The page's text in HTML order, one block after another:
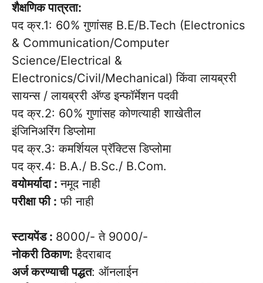
शैक्षणिक पात्रता:
पद क्र.1: 60% गुणांसह B.E/B.Tech (Electronics
& Communication/Computer
Science/Electrical &
Electronics/Civil/Mechanical) किंवा लायब्ररी
सायन्स / लायब्ररी अ‍ॅण्ड इन्फॉर्मेशन पदवी
पद क्र.2: 60% गुणांसह कोणत्याही शाखेतील
इंजिनिअरिंग डिप्लोमा
पद क्र.3: कमर्शियल प्रॅक्टिस डिप्लोमा
पद क्र.4: B.A./ B.Sc./ B.Com.
वयोमर्यादा :नमूद नाही
परीक्षा फी : फी नाही
स्टायपेंड : 8000/- ते 9000/-
नोकरी ठिकाण: हैदराबाद
अर्ज करण्याची पद्धत: ऑनलाईन